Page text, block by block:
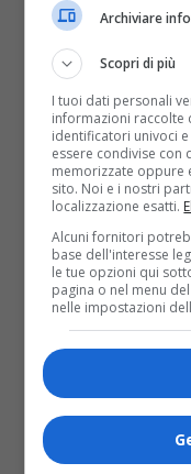
La Sla si
anticipo
studio
Neurology
Nei giorni in cui si
ricerca medica
Archiviare
Scopri di più
I tuoi dati personali
informazioni raccolte
identificatori univoci
essere condivise con
memorizzate oppure
sito. Noi e i nostri
localizzazione esatti.
Alcuni fornitori
base dell'interesse
le tue opzioni qui
pagina o nel menu
nelle impostazioni